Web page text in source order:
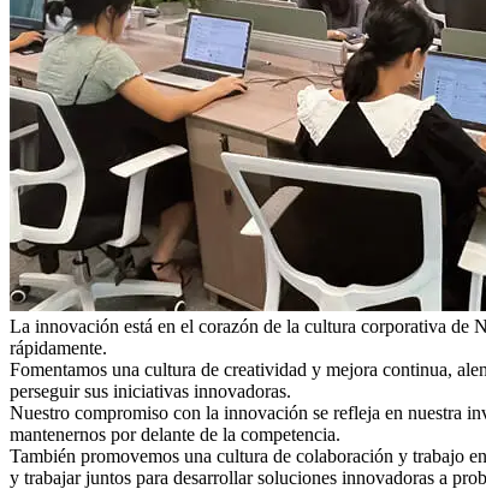
La innovación está en el corazón de la cultura corporativa de
rápidamente.
Fomentamos una cultura de creatividad y mejora continua,
perseguir sus iniciativas innovadoras.
Nuestro compromiso con la innovación se refleja en nuestra
mantenernos por delante de la competencia.
También promovemos una cultura de colaboración y trabajo
y trabajar juntos para desarrollar soluciones innovadoras a